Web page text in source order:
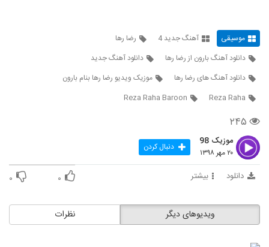
موسیقی آهنگ جدید 4
رضا رها
دانلود آهنگ بارون از رضا رها
دانلود آهنگ جدید
دانلود آهنگ های رضا رها
موزیک ویدیو رضا رها بنام بارون
Reza Raha
Reza Raha Baroon
۲۴۵
موزیک 98
۲۰ مهر ۱۳۹۸ دنبال کردن
دانلود بیشتر ۰ ۰
نظرات ویدیوهای دیگر